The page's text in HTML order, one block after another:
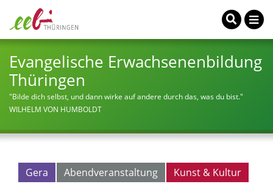
Evangelische Erwachsenenbildung
Thüringen
"Bilde dich selbst, und dann wirke auf andere durch das, was du bist."
WILHELM VON HUMBOLDT
Gera Abendveranstaltung Kunst & Kultur